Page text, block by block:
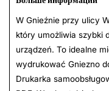
W Gnieźnie przy ulicy
który umożliwia szybki
urządzeń. To idealne
wydrukować Gniezno
Drukarka